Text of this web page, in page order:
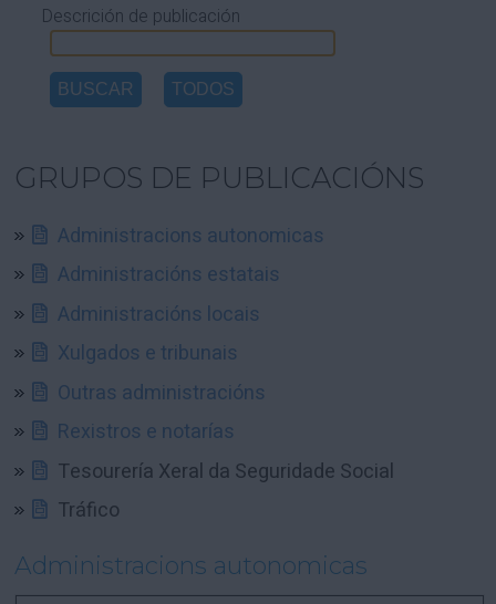
AXUDA
Descrición de publicación
GRUPOS DE PUBLICACIÓNS
Administracions autonomicas
Administracións estatais
Administracións locais
Xulgados e tribunais
Outras administracións
Rexistros e notarías
Tesourería Xeral da Seguridade Social
Tráfico
Administracions autonomicas